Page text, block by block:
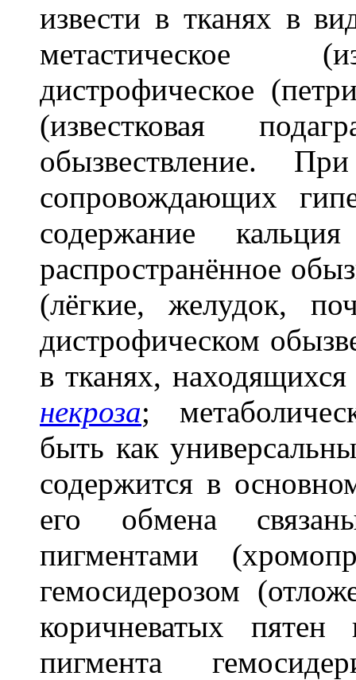
извести в тканях в
метастическое
дистрофическое
(известковая
обызвествление.
сопровождающих
содержание
распространённое
(лёгкие, желудок,
дистрофическом
в тканях,
некроза;
быть как
содержится в
его обмена
пигментами
гемосидерозом
коричневатых
пигмента